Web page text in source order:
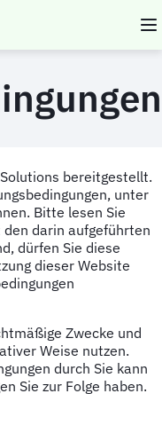
bereitgestellt.
unter
Bitte lesen Sie
darin aufgeführten
dürfen Sie diese
dieser Website
Zwecke und
Weise nutzen.
durch Sie kann
Sie zur Folge haben.